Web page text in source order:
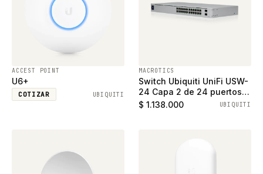
ACCEST POINT
U6+
COTIZAR UBIQUITI
MACROTICS
Switch Ubiquiti UniFi USW-
24 Capa 2 de 24 puertos
ethernet gigabit y 2
$ 1.138.000 UBIQUITI